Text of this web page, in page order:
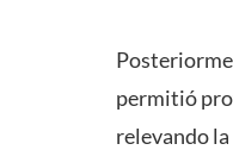
permitió
relevando